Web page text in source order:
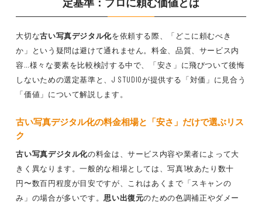
大切な古い写真デジタル化を依頼する際、「どこに頼むべき
か」という疑問は避けて通れません。料金、品質、サービス内
容…様々な要素を比較検討する中で、「安さ」に飛びついて後悔
しないための選定基準と、J STUDIOが提供する「対価」に見合う
「価値」について解説します。
古い写真デジタル化の料金相場と「安さ」だけで選ぶリス
ク
古い写真デジタル化の料金は、サービス内容や業者によって大
きく異なります。一般的な相場としては、写真1枚あたり数十
円〜数百円程度が目安ですが、これはあくまで「スキャンの
み」の場合が多いです。思い出復元のための色調補正やダメー